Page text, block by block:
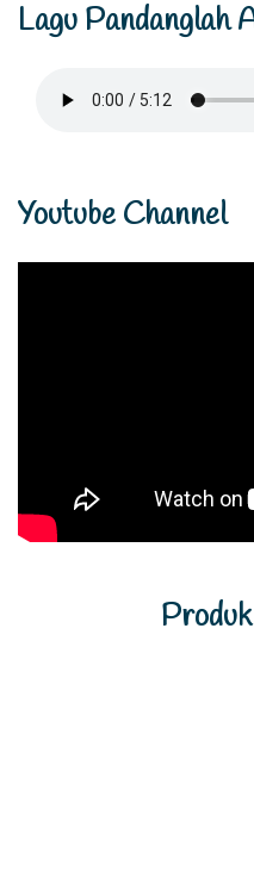
Lagu Pandanglah
Youtube Channel